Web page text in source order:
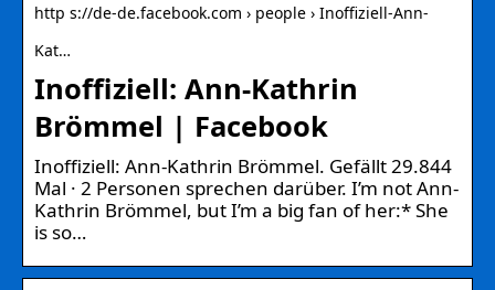
http s://de-de.facebook.com › people › Inoffiziell-Ann-
Kat…
Inoffiziell: Ann-Kathrin
Brömmel | Facebook
Inoffiziell: Ann-Kathrin Brömmel. Gefällt 29.844
Mal · 2 Personen sprechen darüber. I’m not Ann-
Kathrin Brömmel, but I’m a big fan of her:* She
is so…